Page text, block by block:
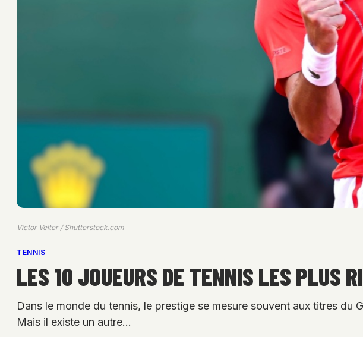
Victor Velter / Shutterstock.com
TENNIS
LES 10 JOUEURS DE TENNIS LES PLUS
Dans le monde du tennis, le prestige se mesure souvent aux titres du
Mais il existe un autre…